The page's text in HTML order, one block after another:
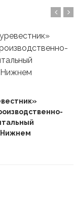
Нижнем